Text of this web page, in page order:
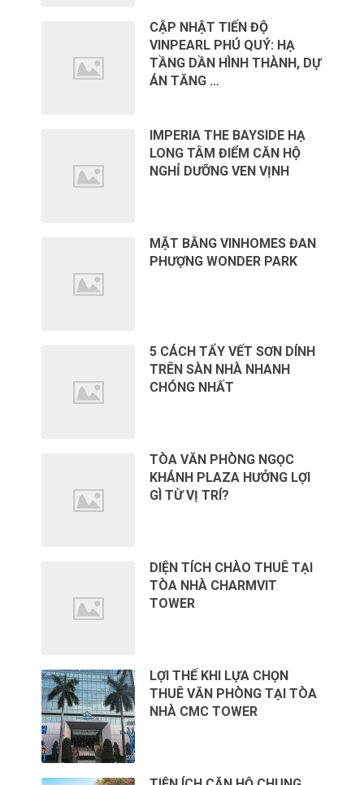
CẬP NHẬT TIẾN ĐỘ
VINPEARL PHÚ QUÝ: HẠ
TẦNG DẦN HÌNH THÀNH, DỰ
ÁN TĂNG …
IMPERIA THE BAYSIDE HẠ
LONG TÂM ĐIỂM CĂN HỘ
NGHỈ DƯỠNG VEN VỊNH
MẶT BẰNG VINHOMES ĐAN
PHƯỢNG WONDER PARK
5 CÁCH TẨY VẾT SƠN DÍNH
TRÊN SÀN NHÀ NHANH
CHÓNG NHẤT
TÒA VĂN PHÒNG NGỌC
KHÁNH PLAZA HƯỞNG LỢI
GÌ TỪ VỊ TRÍ?
DIỆN TÍCH CHÀO THUÊ TẠI
TÒA NHÀ CHARMVIT
TOWER
LỢI THẾ KHI LỰA CHỌN
THUÊ VĂN PHÒNG TẠI TÒA
NHÀ CMC TOWER